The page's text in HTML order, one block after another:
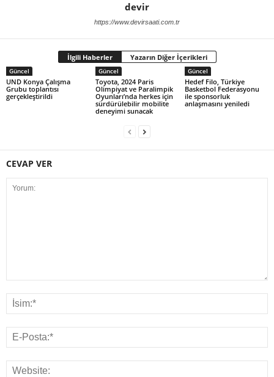
devir
https://www.devirsaati.com.tr
İlgili Haberler Yazarın Diğer İçerikleri
Güncel
UND Konya Çalışma
Grubu toplantısı
gerçekleştirildi
Güncel
Toyota, 2024 Paris
Olimpiyat ve Paralimpik
Oyunları’nda herkes için
sürdürülebilir mobilite
deneyimi sunacak
Güncel
Hedef Filo, Türkiye
Basketbol Federasyonu
ile sponsorluk
anlaşmasını yeniledi
CEVAP VER